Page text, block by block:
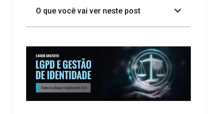
O que você vai ver neste post